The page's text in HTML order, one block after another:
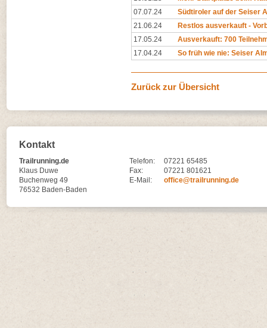
07.07.24
Südtiroler auf der Seiser
21.06.24
Restlos ausverkauft -
17.05.24
Ausverkauft: 700
17.04.24
So früh wie nie: Seiser
Zurück zur Übersicht
Kontakt
Trailrunning.de
Klaus Duwe
Buchenweg 49
76532 Baden-Baden
Telefon:
07221 65485
Fax:
07221 801621
E-Mail:
office@trailrunning.de